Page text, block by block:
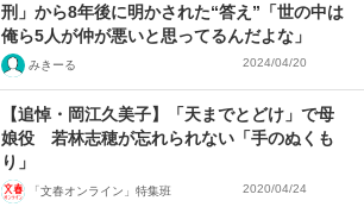
刑」から8年後に明かされた“答え”「世の中は
俺ら5人が仲が悪いと思ってるんだよな」
みきーる 2024/04/20
【追悼・岡江久美子】「天までとどけ」で母
娘役 若林志穂が忘れられない「手のぬくも
り」
「文春オンライン」特集班 2020/04/24